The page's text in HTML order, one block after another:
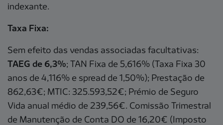
indexante.
Taxa Fixa:
Sem efeito das vendas associadas facultativas:
TAEG de 6,3%; TAN Fixa de 5,616% (Taxa Fixa 30
anos de 4,116% e spread de 1,50%); Prestação de
862,63€; MTIC: 325.593,52€; Prémio de Seguro
Vida anual médio de 239,56€. Comissão Trimestral
de Manutenção de Conta DO de 16,20€ (Imposto